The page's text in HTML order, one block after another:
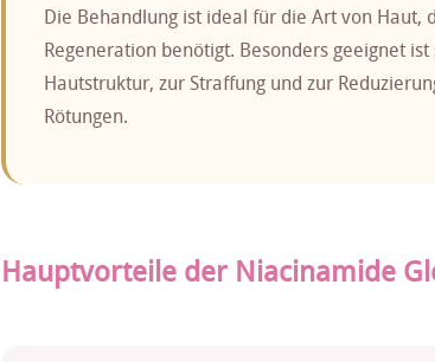
Die Behandlung ist ideal für die Art von Haut,
Regeneration benötigt. Besonders geeignet
Hautstruktur, zur Straffung und zur
Rötungen.
Hauptvorteile der Niacinamide